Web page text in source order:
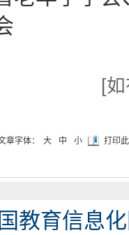
[
章字体： 大 中 小 打印
教育信息